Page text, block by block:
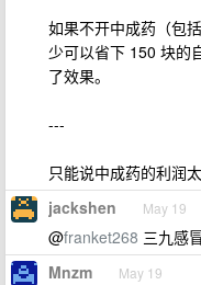
如果不开中成药（包
少可以省下 150 块的
了效果。
---
只能说中成药的利润太
jackshen May 19
@franket268 三九感
Mnzm May 19